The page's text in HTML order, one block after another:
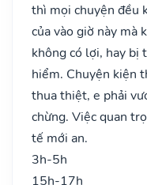
thì mọi chuyện đều
của vào giờ này mà
không có lợi, hay bị
hiểm. Chuyện kiện
thua thiệt, e phải
chừng. Việc quan
tế mới an.
3h-5h
15h-17h